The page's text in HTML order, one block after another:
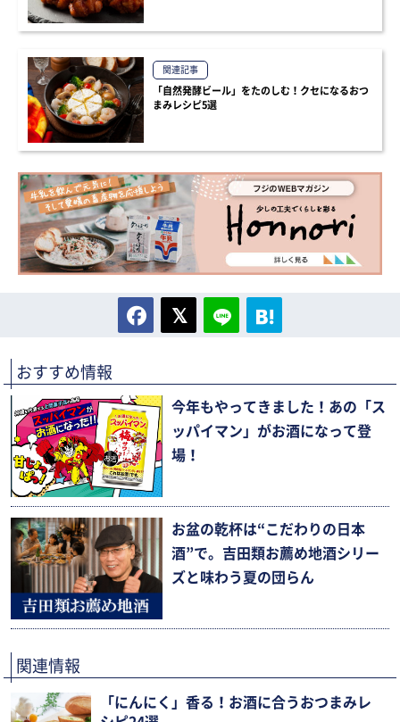
関連記事
「自然発酵ビール」をたのしむ！クセになるおつ
まみレシピ5選
おすすめ情報
今年もやってきました！あの「ス
ッパイマン」がお酒になって登
場！
お盆の乾杯は“こだわりの日本
酒”で。吉田類お薦め地酒シリー
ズと味わう夏の団らん
関連情報
「にんにく」香る！お酒に合うおつまみレ